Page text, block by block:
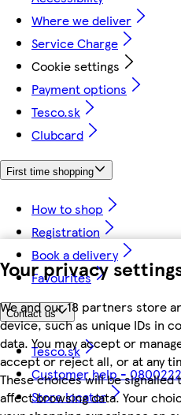
Your privacy
We and our 18 partners store
device, such as unique IDs in
data. You may accept or
accept or reject all, or at any
These choices will be
affect browsing data. Your
Where we deliver
Service Charge
Cookie settings
Payment options
Tesco.sk
Clubcard
First time shopping
How to shop
Registration
Book a delivery
Favourites
Contact us
Tesco.sk
Customer help -
Store locator